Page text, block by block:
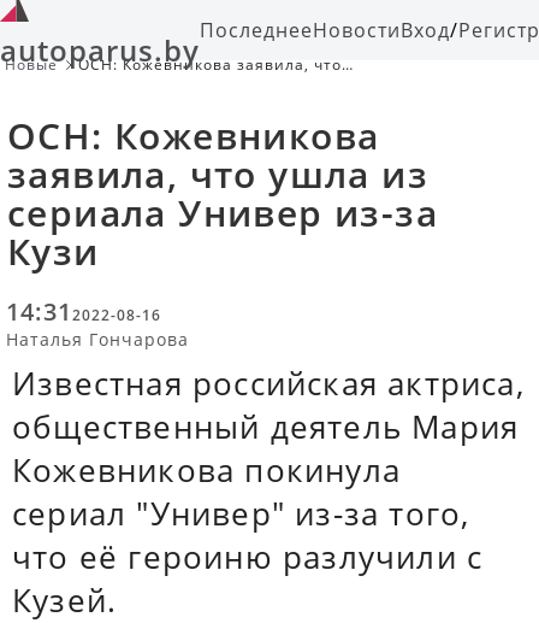
autoparus.byПоследнееНовостиВход/
Новые
ОСН: Кожевникова заявила, что
ОСН: Кожевникова
заявила, что ушла из
сериала Универ из-за
Кузи
14:31 2022-08-16
Наталья Гончарова
Известная российская актриса,
общественный деятель Мария
Кожевникова покинула
сериал "Универ" из-за того,
что её героиню разлучили с
Кузей.